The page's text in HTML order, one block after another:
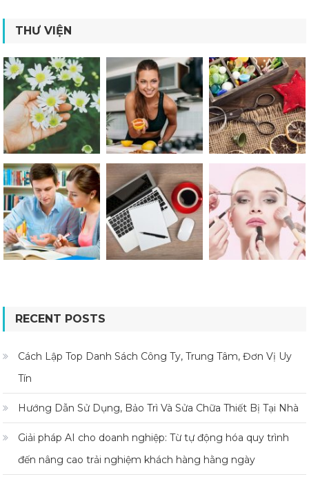
THƯ VIỆN
RECENT POSTS
Cách Lập Top Danh Sách Công Ty, Trung Tâm, Đơn Vị Uy
Tín
Hướng Dẫn Sử Dụng, Bảo Trì Và Sửa Chữa Thiết Bị Tại Nhà
Giải pháp AI cho doanh nghiệp: Từ tự động hóa quy trình
đến nâng cao trải nghiệm khách hàng hằng ngày